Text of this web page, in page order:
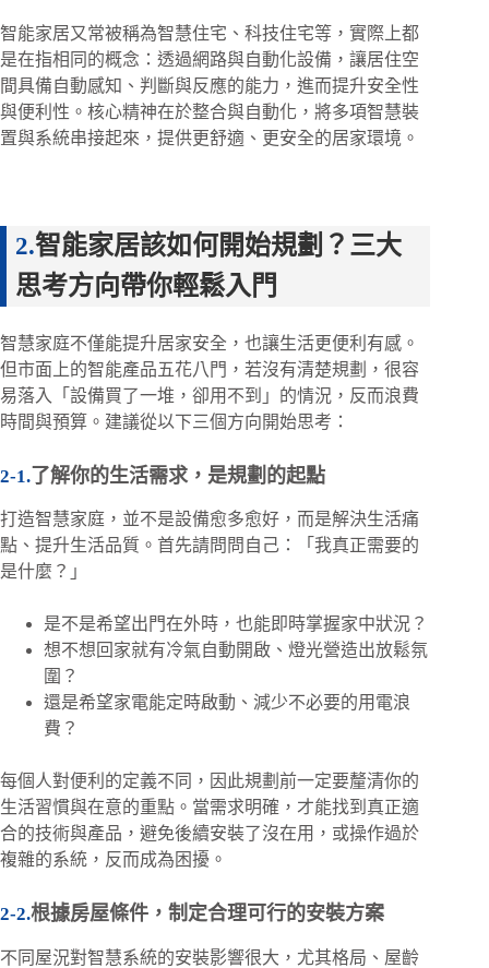
智能家居又常被稱為智慧住宅、科技住宅等，實際上都
是在指相同的概念：透過網路與自動化設備，讓居住空
間具備自動感知、判斷與反應的能力，進而提升安全性
與便利性。核心精神在於整合與自動化，將多項智慧裝
置與系統串接起來，提供更舒適、更安全的居家環境。
智能家居該如何開始規劃？三大
思考方向帶你輕鬆入門
智慧家庭不僅能提升居家安全，也讓生活更便利有感。
但市面上的智能產品五花八門，若沒有清楚規劃，很容
易落入「設備買了一堆，卻用不到」的情況，反而浪費
時間與預算。建議從以下三個方向開始思考：
了解你的生活需求，是規劃的起點
打造智慧家庭，並不是設備愈多愈好，而是解決生活痛
點、提升生活品質。首先請問問自己：「我真正需要的
是什麼？」
是不是希望出門在外時，也能即時掌握家中狀況？
想不想回家就有冷氣自動開啟、燈光營造出放鬆氛
圍？
還是希望家電能定時啟動、減少不必要的用電浪
費？
每個人對便利的定義不同，因此規劃前一定要釐清你的
生活習慣與在意的重點。當需求明確，才能找到真正適
合的技術與產品，避免後續安裝了沒在用，或操作過於
複雜的系統，反而成為困擾。
根據房屋條件，制定合理可行的安裝方案
不同屋況對智慧系統的安裝影響很大，尤其格局、屋齡